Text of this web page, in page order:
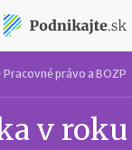
Pracovné právo a BOZP
v